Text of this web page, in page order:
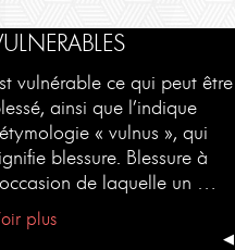
-
en partenariat
le Monde des religions et
Magazine
vulnérable ce qui peut être
ainsi que l’indique
« vulnus », qui
blessure. Blessure à
de laquelle un …
plus
◀